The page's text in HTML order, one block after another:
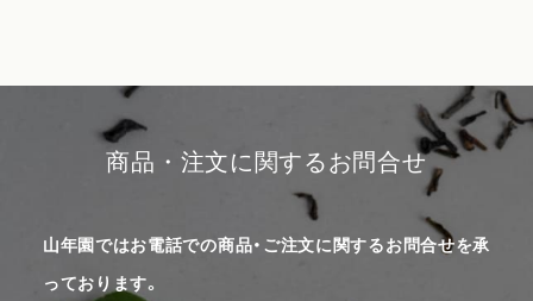
商品・注文に関するお問合せ
山年園ではお電話での商品・ご注文に関するお問合せを承
っております。